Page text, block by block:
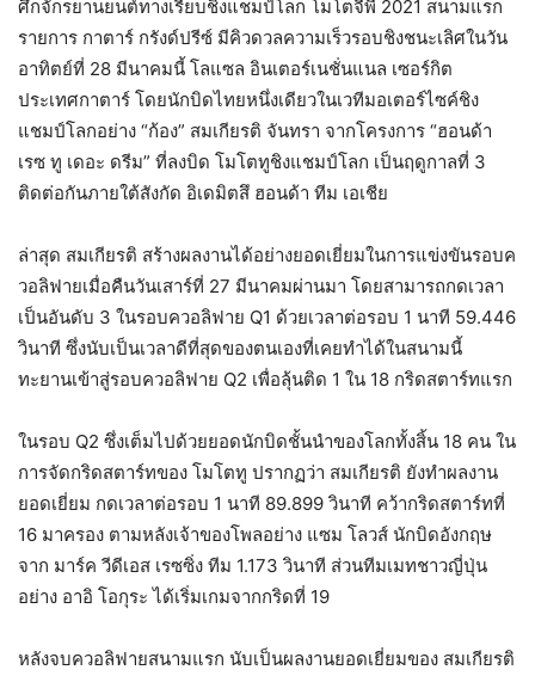
ศึกจักรยานยนต์ทางเรียบชิงแชมป์โลก โมโตจีพี 2021 สนามแรก
รายการ กาตาร์ กรังด์ปรีซ์ มีคิวดวลความเร็วรอบชิงชนะเลิศในวัน
อาทิตย์ที่ 28 มีนาคมนี้ โลแซล อินเตอร์เนชั่นแนล เซอร์กิต
ประเทศกาตาร์ โดยนักบิดไทยหนึ่งเดียวในเวทีมอเตอร์ไซค์ชิง
แชมป์โลกอย่าง “ก้อง” สมเกียรติ จันทรา จากโครงการ “ฮอนด้า
เรซ ทู เดอะ ดรีม” ที่ลงบิด โมโตทูชิงแชมป์โลก เป็นฤดูกาลที่ 3
ติดต่อกันภายใต้สังกัด อิเดมิตสึ ฮอนด้า ทีม เอเชีย
ล่าสุด สมเกียรติ สร้างผลงานได้อย่างยอดเยี่ยมในการแข่งขันรอบค
วอลิฟายเมื่อคืนวันเสาร์ที่ 27 มีนาคมผ่านมา โดยสามารถกดเวลา
เป็นอันดับ 3 ในรอบควอลิฟาย Q1 ด้วยเวลาต่อรอบ 1 นาที 59.446
วินาที ซึ่งนับเป็นเวลาดีที่สุดของตนเองที่เคยทำได้ในสนามนี้
ทะยานเข้าสู่รอบควอลิฟาย Q2 เพื่อลุ้นติด 1 ใน 18 กริดสตาร์ทแรก
ในรอบ Q2 ซึ่งเต็มไปด้วยยอดนักบิดชั้นนำของโลกทั้งสิ้น 18 คน ใน
การจัดกริดสตาร์ทของ โมโตทู ปรากฏว่า สมเกียรติ ยังทำผลงาน
ยอดเยี่ยม กดเวลาต่อรอบ 1 นาที 89.899 วินาที คว้ากริดสตาร์ทที่
16 มาครอง ตามหลังเจ้าของโพลอย่าง แซม โลวส์ นักบิดอังกฤษ
จาก มาร์ค วีดีเอส เรซซิ่ง ทีม 1.173 วินาที ส่วนทีมเมทชาวญี่ปุ่น
อย่าง อาอิ โอกุระ ได้เริ่มเกมจากกริดที่ 19
หลังจบควอลิฟายสนามแรก นับเป็นผลงานยอดเยี่ยมของ สมเกียรติ